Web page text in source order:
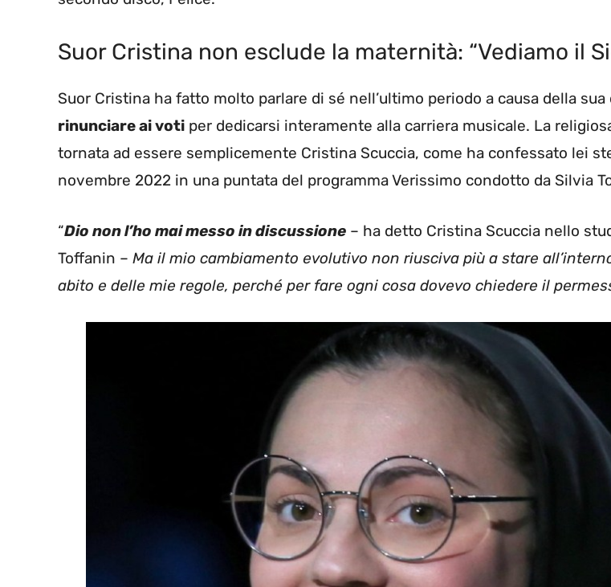
Suor Cristina non esclude la maternità: “Vediamo il
Suor Cristina ha fatto molto parlare di sé nell’ultimo periodo a causa della
rinunciare ai voti per dedicarsi interamente alla carriera musicale. La
tornata ad essere semplicemente Cristina Scuccia, come ha confessato lei
novembre 2022 in una puntata del programma Verissimo condotto da Silvia
“Dio non l’ho mai messo in discussione – ha detto Cristina Scuccia nello
Toffanin – Ma il mio cambiamento evolutivo non riusciva più a stare
abito e delle mie regole, perché per fare ogni cosa dovevo chiedere il